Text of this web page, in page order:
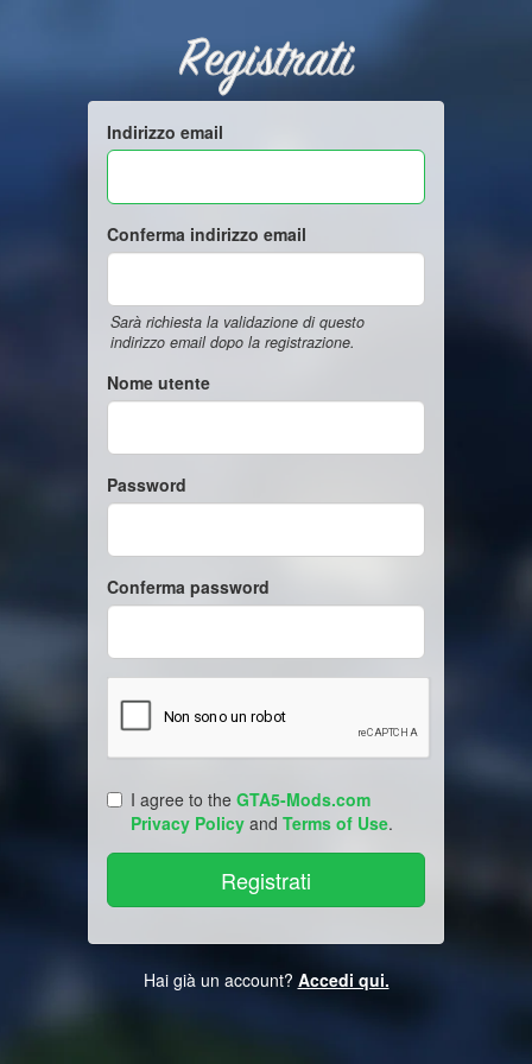
Registrati
Indirizzo email
Conferma indirizzo email
Sarà richiesta la validazione di questo
indirizzo email dopo la registrazione.
Nome utente
Password
Conferma password
I agree to the GTA5-Mods.com
Privacy Policy and Terms of Use.
Hai già un account? Accedi qui.